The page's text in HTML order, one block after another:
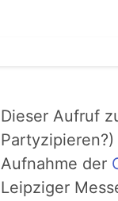
Dieser Aufruf
Aufnahme der
Leipziger